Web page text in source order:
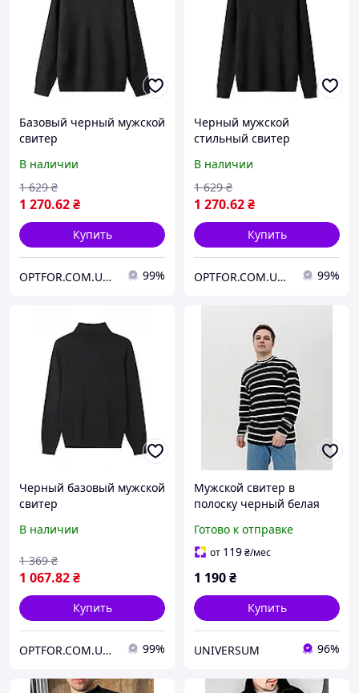
Базовый черный мужской
свитер
В наличии
1 270.62₴
1 629 ₴
Купить
OPTFOR.COM.UA - Будь первым вместе с нами! 99%
Черный мужской
стильный свитер
В наличии
1 270.62₴
1 629 ₴
Купить
OPTFOR.COM.UA - Будь первым вместе с нами! 99%
Черный базовый мужской
свитер
В наличии
1 067.82₴
1 369 ₴
Купить
OPTFOR.COM.UA - Будь первым вместе с нами! 99%
Мужской свитер в
полоску черный белая
демисезон
Готово к отправке
от 119₴/мес
1 190₴
Купить
UNIVERSUM 96%